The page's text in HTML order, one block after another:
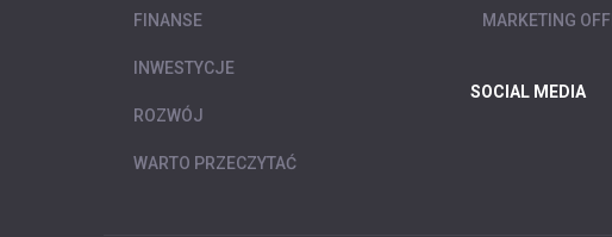
FINANSE
INWESTYCJE
ROZWÓJ
WARTO PRZECZYTAĆ
MARKETING
SOCIAL MEDIA